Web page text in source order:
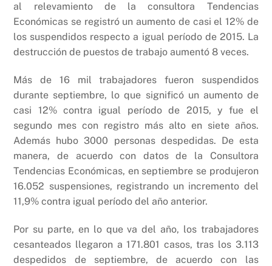
al relevamiento de la consultora Tendencias
Económicas se registró un aumento de casi el 12% de
los suspendidos respecto a igual período de 2015. La
destrucción de puestos de trabajo aumentó 8 veces.
Más de 16 mil trabajadores fueron suspendidos
durante septiembre, lo que significó un aumento de
casi 12% contra igual período de 2015, y fue el
segundo mes con registro más alto en siete años.
Además hubo 3000 personas despedidas. De esta
manera, de acuerdo con datos de la Consultora
Tendencias Económicas, en septiembre se produjeron
16.052 suspensiones, registrando un incremento del
11,9% contra igual período del año anterior.
Por su parte, en lo que va del año, los trabajadores
cesanteados llegaron a 171.801 casos, tras los 3.113
despedidos de septiembre, de acuerdo con las